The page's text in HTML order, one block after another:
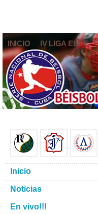
INICIO IV LIGA ELITE
Inicio
Noticias
En vivo!!!